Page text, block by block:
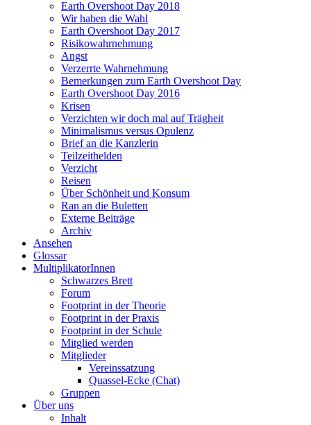
Earth Overshoot Day 2018
Wir haben die Wahl
Earth Overshoot Day 2017
Risikowahrnehmung
Angst
Verzerrte Wahrnehmung
Bemerkungen zum Earth Overshoot Day
Earth Overshoot Day 2016
Krisen
Verzichten wir doch mal auf Trägheit
Minimalismus versus Opulenz
Brief an die Kanzlerin
Teilzeithelden
Verzicht
Reisen
Über Schönheit und Konsum
Ran an die Buletten
Externe Beiträge
Archiv
Ansehen
Glossar
MultiplikatorInnen
Schwarzes Brett
Forum
Footprint in der Theorie
Footprint in der Praxis
Footprint in der Schule
Mitglied werden
Mitglieder
Vereinssatzung
Quassel-Ecke (Chat)
Gruppen
Über uns
Inhalt